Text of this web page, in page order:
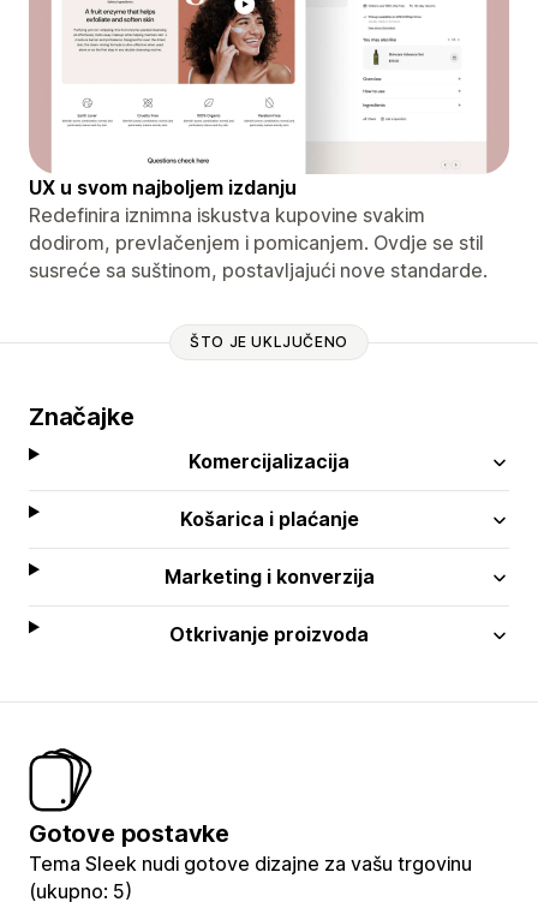
UX u svom najboljem izdanju
Redefinira iznimna iskustva kupovine svakim
dodirom, prevlačenjem i pomicanjem. Ovdje se stil
susreće sa suštinom, postavljajući nove standarde.
ŠTO JE UKLJUČENO
Značajke
Komercijalizacija
Košarica i plaćanje
Marketing i konverzija
Otkrivanje proizvoda
Gotove postavke
Tema Sleek nudi gotove dizajne za vašu trgovinu
(ukupno: 5)